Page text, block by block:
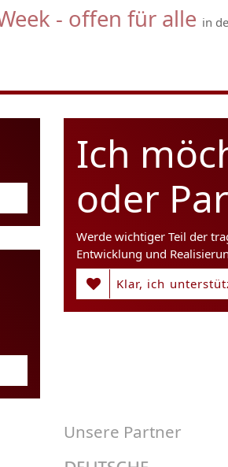
- offen für alle in
Ich
oder
Werde wichtiger Teil der
Entwicklung und
Klar, ich
Unsere Partner